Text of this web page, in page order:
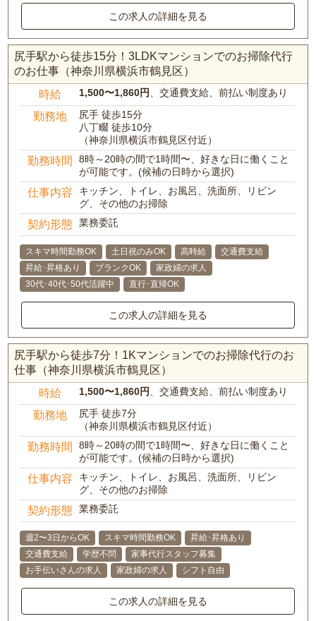
この求人の詳細を見る
尻手駅から徒歩15分！3LDKマンションでのお掃除代行
のお仕事（神奈川県横浜市鶴見区）
時給 1,500〜1,860円、交通費支給、前払い制度あり
勤務地
尻手 徒歩15分
八丁畷 徒歩10分
（神奈川県横浜市鶴見区付近）
勤務時間
8時～20時の間で1時間〜、好きな日に働くこと
が可能です。(候補の日時から選択)
仕事内容
キッチン、トイレ、お風呂、洗面所、リビン
グ、その他のお掃除
契約形態 業務委託
スキマ時間勤務OK 土日祝のみOK 高時給
交通費支給
昇給･昇格あり
ブランクOK
家政婦の求人
30代･40代･50代活躍中
直行･直帰OK
この求人の詳細を見る
尻手駅から徒歩7分！1Kマンションでのお掃除代行のお
仕事（神奈川県横浜市鶴見区）
時給 1,500〜1,860円、交通費支給、前払い制度あり
勤務地
尻手 徒歩7分
（神奈川県横浜市鶴見区付近）
勤務時間
8時～20時の間で1時間〜、好きな日に働くこと
が可能です。(候補の日時から選択)
仕事内容
キッチン、トイレ、お風呂、洗面所、リビン
グ、その他のお掃除
契約形態 業務委託
週2〜3日からOK スキマ時間勤務OK
昇給･昇格あり
交通費支給
学歴不問
家事代行スタッフ募集
お手伝いさんの求人
家政婦の求人 シフト自由
この求人の詳細を見る